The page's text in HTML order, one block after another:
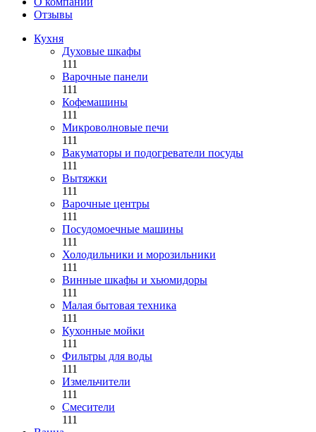
Отзывы
Кухня
Духовые шкафы
111
Варочные панели
111
Кофемашины
111
Микроволновые печи
111
Вакуматоры и подогреватели посуды
111
Вытяжки
111
Варочные центры
111
Посудомоечные машины
111
Холодильники и морозильники
111
Винные шкафы и хьюмидоры
111
Малая бытовая техника
111
Кухонные мойки
111
Фильтры для воды
111
Измельчители
111
Смесители
111